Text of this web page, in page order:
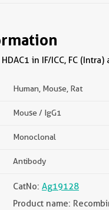
in IF/ICC, FC
Human, Mouse, Rat
Mouse / IgG1
Monoclonal
Antibody
CatNo: Ag19128
Product name: